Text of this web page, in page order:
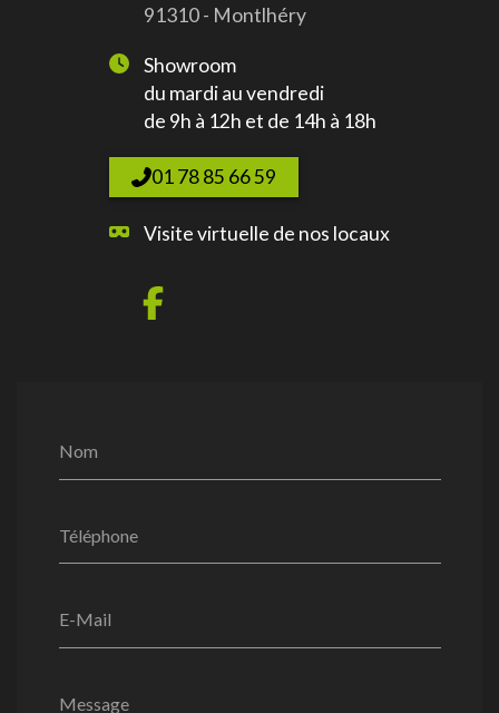
Nom
Téléphone
E-Mail
Message
91310 - Montlhéry
Showroom
du mardi au vendredi
de 9h à 12h et de 14h à 18h
01 78 85 66 59
Visite virtuelle de nos locaux